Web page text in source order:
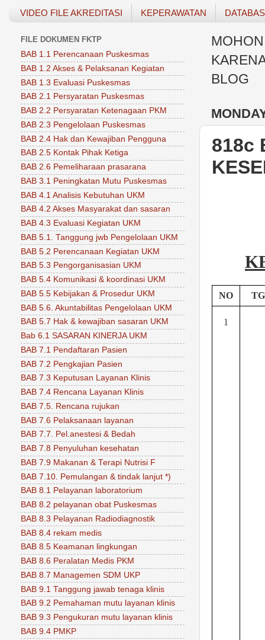
VIDEO FILE AKREDITASI KEPERAWATAN
BLOG
818c
NO
1
FILE DOKUMEN FKTP
BAB 1.1 Perencanaan Puskesmas
BAB 1.2 Akses & Pelaksanan Kegiatan
BAB 1.3 Evaluasi Puskesmas
BAB 2.1 Persyaratan Puskesmas
BAB 2.2 Persyaratan Ketenagaan PKM
BAB 2.3 Pengelolaan Puskesmas
BAB 2.4 Hak dan Kewajiban Pengguna
BAB 2.5 Kontak Pihak Ketiga
BAB 2.6 Pemeliharaan prasarana
BAB 3.1 Peningkatan Mutu Puskesmas
BAB 4.1 Analisis Kebutuhan UKM
BAB 4.2 Akses Masyarakat dan sasaran
BAB 4.3 Evaluasi Kegiatan UKM
BAB 5.1. Tanggung jwb Pengelolaan UKM
BAB 5.2 Perencanaan Kegiatan UKM
BAB 5.3 Pengorganisasian UKM
BAB 5.4 Komunikasi & koordinasi UKM
BAB 5.5 Kebijakan & Prosedur UKM
BAB 5.6. Akuntabilitas Pengelolaan UKM
BAB 5.7 Hak & kewajiban sasaran UKM
Bab 6.1 SASARAN KINERJA UKM
BAB 7.1 Pendaftaran Pasien
BAB 7.2 Pengkajian Pasien
BAB 7.3 Keputusan Layanan Klinis
BAB 7.4 Rencana Layanan Klinis
BAB 7.5. Rencana rujukan
BAB 7.6 Pelaksanaan layanan
BAB 7.7. Pel.anestesi & Bedah
BAB 7.8 Penyuluhan kesehatan
BAB 7.9 Makanan & Terapi Nutrisi F
BAB 7.10. Pemulangan & tindak lanjut *)
BAB 8.1 Pelayanan laboratorium
BAB 8.2 pelayanan obat Puskesmas
BAB 8.3 Pelayanan Radiodiagnostik
BAB 8.4 rekam medis
BAB 8.5 Keamanan lingkungan
BAB 8.6 Peralatan Medis PKM
BAB 8.7 Managemen SDM UKP
BAB 9.1 Tanggung jawab tenaga klinis
BAB 9.2 Pemahaman mutu layanan klinis
BAB 9.3 Pengukuran mutu layanan klinis
BAB 9.4 PMKP